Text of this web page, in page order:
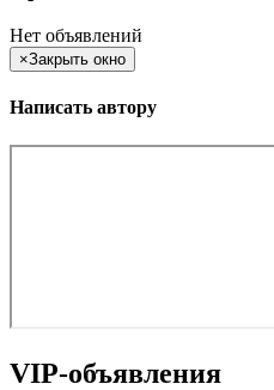
Нет объявлений
×Закрыть окно
Написать автору
VIP-объявления